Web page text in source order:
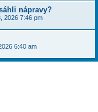
nápravy?
2026 7:46 pm
6:40 am